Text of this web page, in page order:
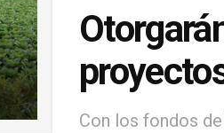
Con los fondos